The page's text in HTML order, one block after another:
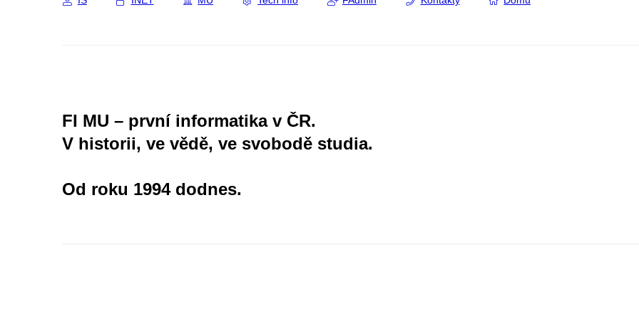
FI MU – první informatika v ČR.
V historii, ve vědě, ve svobodě studia.
Od roku 1994 dodnes.